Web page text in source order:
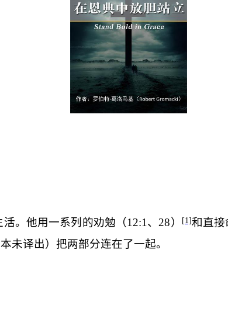
。他用一系列的劝勉（12:1 、 28） [1]和直接
未译出）把两部分连在了一起。